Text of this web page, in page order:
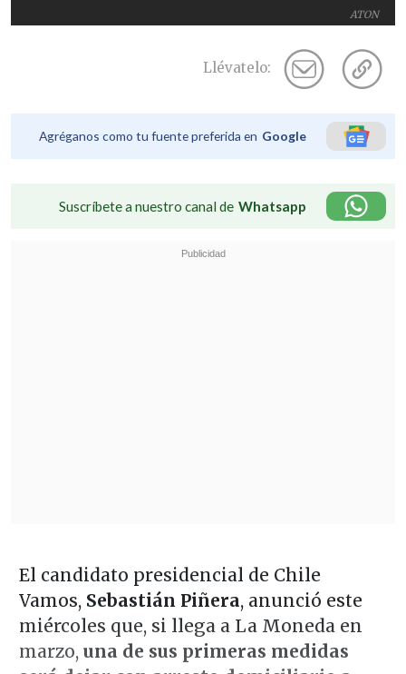
ATON
Llévatelo:
Agréganos como tu fuente preferida en Google
Suscríbete a nuestro canal de Whatsapp
El candidato presidencial de Chile
Vamos, Sebastián Piñera, anunció este
miércoles que, si llega a La Moneda en
marzo,una de sus primeras medidas